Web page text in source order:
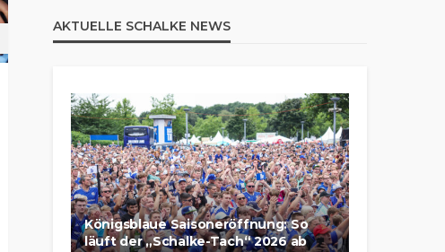
AKTUELLE SCHALKE NEWS
Königsblaue Saisoneröffnung: So
läuft der „Schalke-Tach“ 2026 ab